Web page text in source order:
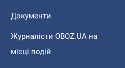
Документи
Журналісти OBOZ.UA на
місці подій